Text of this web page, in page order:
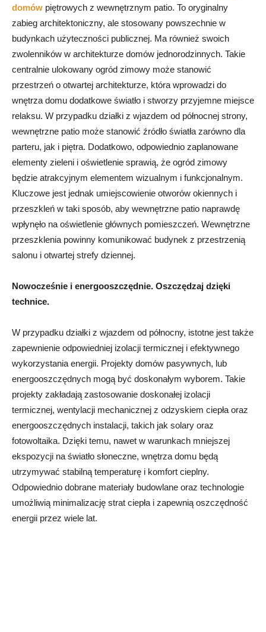
domów piętrowych z wewnętrznym patio. To oryginalny
zabieg architektoniczny, ale stosowany powszechnie w
budynkach użyteczności publicznej. Ma również swoich
zwolenników w architekturze domów jednorodzinnych. Takie
centralnie ulokowany ogród zimowy może stanowić
przestrzeń o otwartej architekturze, która wprowadzi do
wnętrza domu dodatkowe światło i stworzy przyjemne miejsce
relaksu. W przypadku działki z wjazdem od północnej strony,
wewnętrzne patio może stanowić źródło światła zarówno dla
parteru, jak i piętra. Dodatkowo, odpowiednio zaplanowane
elementy zieleni i oświetlenie sprawią, że ogród zimowy
będzie atrakcyjnym elementem wizualnym i funkcjonalnym.
Kluczowe jest jednak umiejscowienie otworów okiennych i
przeszkleń w taki sposób, aby wewnętrzne patio naprawdę
wpłynęło na oświetlenie głównych pomieszczeń. Wewnętrzne
przeszklenia powinny komunikować budynek z przestrzenią
salonu i otwartej strefy dziennej.
Nowocześnie i energooszczędnie. Oszczędzaj dzięki
technice.
W przypadku działki z wjazdem od północny, istotne jest także
zapewnienie odpowiedniej izolacji termicznej i efektywnego
wykorzystania energii. Projekty domów pasywnych, lub
energooszczędnych mogą być doskonałym wyborem. Takie
projekty zakładają zastosowanie doskonałej izolacji
termicznej, wentylacji mechanicznej z odzyskiem ciepła oraz
energooszczędnych instalacji, takich jak solary oraz
fotowoltaika. Dzięki temu, nawet w warunkach mniejszej
ekspozycji na światło słoneczne, wnętrza domu będą
utrzymywać stabilną temperaturę i komfort cieplny.
Odpowiednio dobrane materiały budowlane oraz technologie
umożliwią minimalizację strat ciepła i zapewnią oszczędność
energii przez wiele lat.